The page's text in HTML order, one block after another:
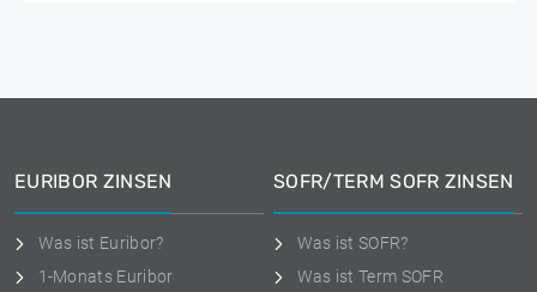
EURIBOR ZINSEN
Was ist Euribor?
1-Monats Euribor
SOFR/TERM SOFR ZINSEN
Was ist SOFR?
Was ist Term SOFR